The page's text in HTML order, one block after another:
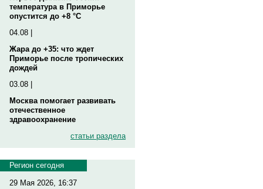
температура в Приморье
опустится до +8 °C
04.08 |
Жара до +35: что ждет
Приморье после тропических
дождей
03.08 |
Москва помогает развивать
отечественное
здравоохранение
статьи раздела
Регион сегодня
29 Мая 2026, 16:37